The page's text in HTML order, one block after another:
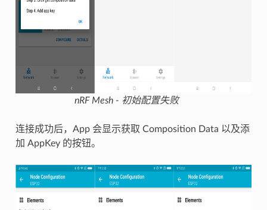
nRF Mesh - 初始配置失败
连接成功后，App 会显示获取 Composition Data 以及添
加 AppKey 的按钮。